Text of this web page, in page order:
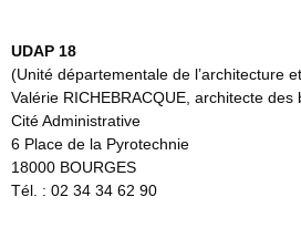
UDAP 18
(Unité départementale de l’architecture
Valérie RICHEBRACQUE, architecte
Cité Administrative
6 Place de la Pyrotechnie
18000 BOURGES
Tél. : 02 34 34 62 90